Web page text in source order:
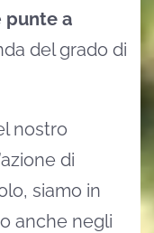
punte a
del grado di
nostro
di
siamo in
anche negli